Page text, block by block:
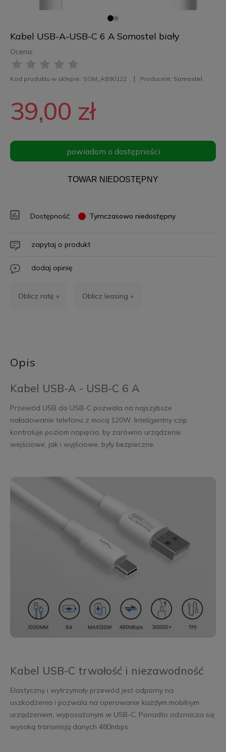
Kabel USB-A-USB-C 6 A Somostel biały
Ocena:
Kod produktu w sklepie: SOM_AB90122 Producent: Somostel
39,00 zł
powiadom o dostępności
TOWAR NIEDOSTĘPNY
Dostępność: Tymczasowo niedostępny
zapytaj o produkt
dodaj opinię
Oblicz ratę » Oblicz leasing »
Opis
Kabel USB-A - USB-C 6 A
Przewód USB do USB-C pozwala na najszybsze
naładowanie telefonu z mocą 120W. Inteligentny czip
kontroluje poziom napięcia, by zarówno urządzenie
wejściowe, jak i wyjściowe, były bezpieczne.
Kabel USB-C trwałość i niezawodność
Elastyczny i wytrzymały przewód jest odporny na
uszkodzenia i pozwala na operowanie każdym mobilnym
urządzeniem, wyposażonym w USB-C. Ponadto odznacza się
wysoką transmisją danych 480mbps.